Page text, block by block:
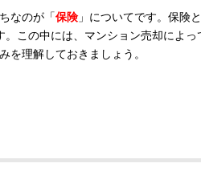
なのが「保険」についてです。保険
。この中には、マンション売却によ
を理解しておきましょう。